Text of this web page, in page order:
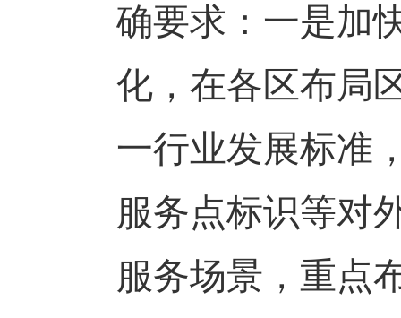
确要求：一是加
化，在各区布局
一行业发展标准
服务点标识等对
服务场景，重点